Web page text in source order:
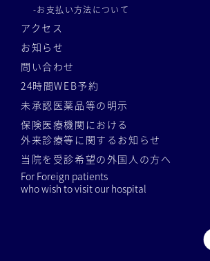
-お支払い方法について
アクセス
お知らせ
問い合わせ
24時間WEB予約
未承認医薬品等の明示
保険医療機関における
外来診療等に関するお知らせ
当院を受診希望の外国人の方へ
For Foreign patients
who wish to visit our hospital